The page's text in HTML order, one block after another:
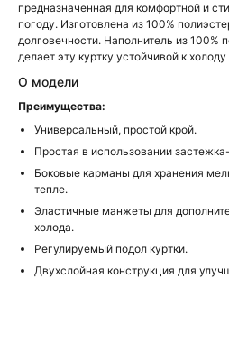
предназначенная для комфортной и
погоду. Изготовлена из 100%
долговечности. Наполнитель из 100%
делает эту куртку устойчивой к
О модели
Преимущества:
Универсальный, простой крой.
Простая в использовании
Боковые карманы для хранения
тепле.
Эластичные манжеты для
холода.
Регулируемый подол куртки.
Двухслойная конструкция для